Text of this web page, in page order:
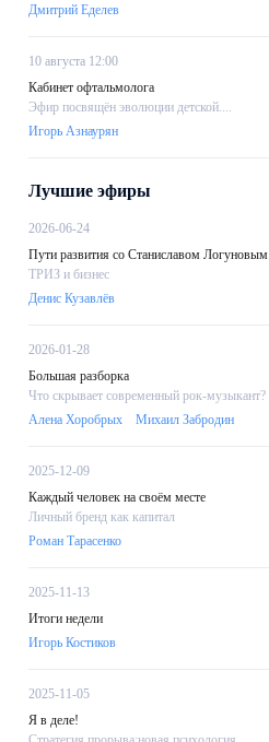
Дмитрий Еделев
10 августа 12:00
Кабинет офтальмолога
Эфир посвящён эволюции детской....
Игорь Азнаурян
Лучшие эфиры
2026-06-24
Пути развития со Станиславом Логуновым
ТРИЗ и бизнес
Денис Кузавлёв
2026-01-28
Большая разборка
Что скрывает современный рок-музыкант?
Алена Хоробрых
Михаил Забродин
2025-12-09
Каждый человек на своём месте
Личный бренд как капитал
Роман Тарасенко
2025-11-13
Итоги недели
Игорь Костиков
2025-11-05
Я в деле!